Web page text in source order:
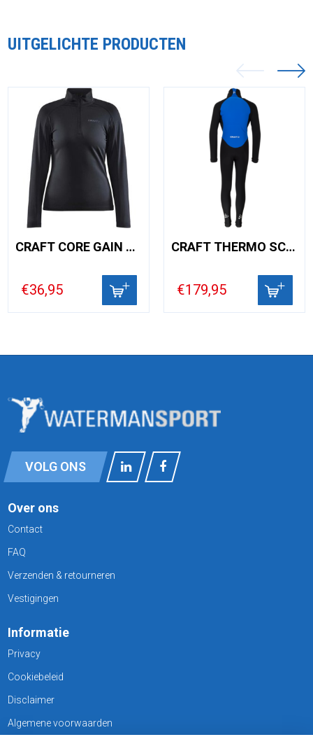
UITGELICHTE PRODUCTEN
Items van productcarrousel
CRAFT CORE GAIN MIDLAYER WOMAN
€36,95
CRAFT THERMO SCHAATSPAK CB
€179,95
VOLG ONS
Over ons
Contact
FAQ
Verzenden & retourneren
Vestigingen
Informatie
Privacy
Cookiebeleid
Disclaimer
Algemene voorwaarden